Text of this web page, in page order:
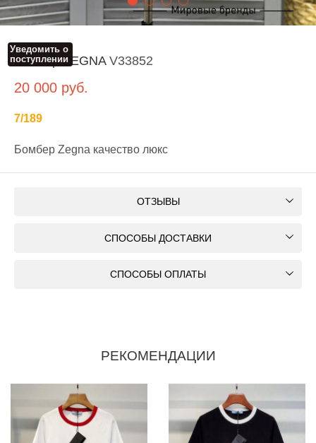
Бомбер ZEGNA V33852
20 000 руб.
Уведомить о
поступлении
7/189
Бомбер Zegna качество люкс
ОТЗЫВЫ
СПОСОБЫ ДОСТАВКИ
СПОСОБЫ ОПЛАТЫ
РЕКОМЕНДАЦИИ